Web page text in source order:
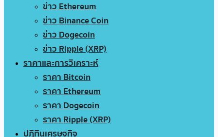
ข่าว Ethereum
ข่าว Binance Coin
ข่าว Dogecoin
ข่าว Ripple (XRP)
ราคาและการวิเคราะห์
ราคา Bitcoin
ราคา Ethereum
ราคา Dogecoin
ราคา Ripple (XRP)
ปฏิทินเศรษฐกิจ